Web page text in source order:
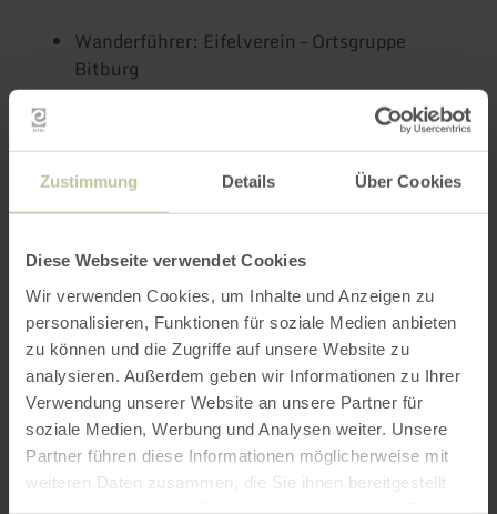
Zustimmung Details Über Cookies
Diese Webseite verwendet Cookies
Wir verwenden Cookies, um Inhalte und Anzeigen zu
personalisieren, Funktionen für soziale Medien anbieten
zu können und die Zugriffe auf unsere Website zu
analysieren. Außerdem geben wir Informationen zu Ihrer
Verwendung unserer Website an unsere Partner für
soziale Medien, Werbung und Analysen weiter. Unsere
Partner führen diese Informationen möglicherweise mit
weiteren Daten zusammen, die Sie ihnen bereitgestellt
Wanderführer: Eifelverein – Ortsgruppe
Bitburg
Königswäldchen
Preis: 21€
Jetzt anmelden zu den Veranstaltungen des
Erlebnisprogramms:
- Online unterwww.eifel-direkt.de
- Persönlich, bei uns vor Ort in der Tourist-
Information Bitburger Land
Für Rückfragen stehen wir Ihnen gerne zur
Verfügung: Tourist-Information Bitburger Land,
Römermauer 6, 54634 Bitburg